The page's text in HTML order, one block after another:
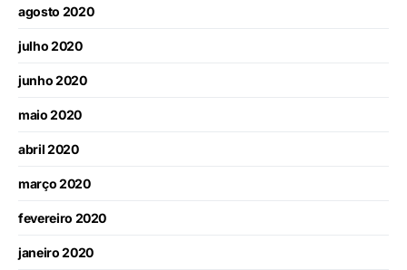
agosto 2020
julho 2020
junho 2020
maio 2020
abril 2020
março 2020
fevereiro 2020
janeiro 2020